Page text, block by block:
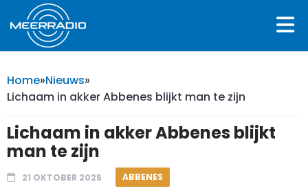
Home»Nieuws»
Lichaam in akker Abbenes blijkt man te zijn
Lichaam in akker Abbenes blijkt
man te zijn
21 OKTOBER 2025 ABBENES